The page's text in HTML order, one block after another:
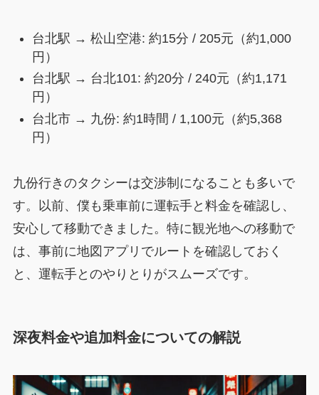
台北駅 → 松山空港: 約15分 / 205元（約1,000
円）
台北駅 → 台北101: 約20分 / 240元（約1,171
円）
台北市 → 九份: 約1時間 / 1,100元（約5,368
円）
九份行きのタクシーは交渉制になることも多いで
す。以前、僕も乗車前に運転手と料金を確認し、
安心して移動できました。特に観光地への移動で
は、事前に地図アプリでルートを確認しておく
と、運転手とのやりとりがスムーズです。
深夜料金や追加料金についての解説